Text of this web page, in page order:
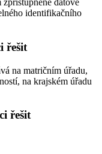
datové
identifikačního
řešit
na matričním úřadu,
na krajském úřadu
řešit